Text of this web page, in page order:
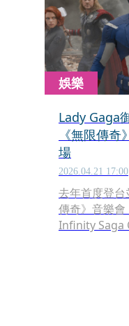
娛樂
Lady Gaga
《無限傳
場
2026.04.21 17:00
去年首度登
傳奇》音樂
Infinity Saga